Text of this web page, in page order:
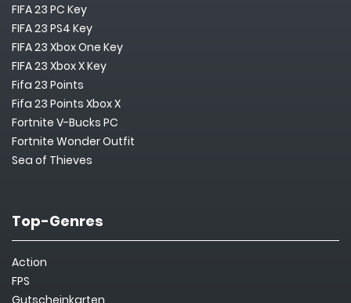
FIFA 23 PC Key
FIFA 23 PS4 Key
FIFA 23 Xbox One Key
FIFA 23 Xbox X Key
Fifa 23 Points
Fifa 23 Points Xbox X
Fortnite V-Bucks PC
Fortnite Wonder Outfit
Sea of Thieves
Top-Genres
Action
FPS
Gutscheinkarten